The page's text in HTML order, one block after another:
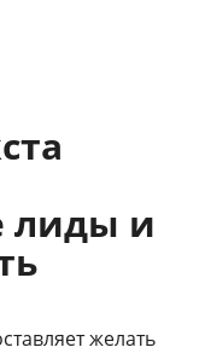
лиды и
желать